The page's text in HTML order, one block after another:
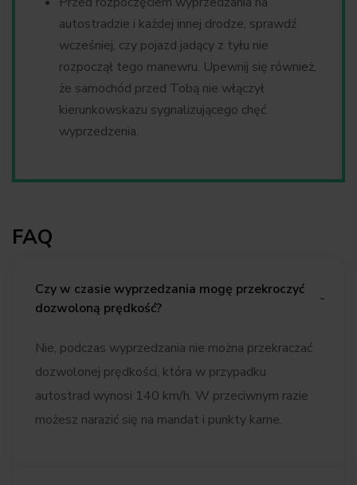
autostradzie i każdej innej drodze, sprawdź
wcześniej, czy pojazd jadący z tyłu nie
rozpoczął tego manewru. Upewnij się również,
że samochód przed Tobą nie włączył
kierunkowskazu sygnalizującego chęć
wyprzedzenia.
FAQ
Czy w czasie wyprzedzania mogę przekroczyć
dozwoloną prędkość?
Nie, podczas wyprzedzania nie można przekraczać
dozwolonej prędkości, która w przypadku
autostrad wynosi 140 km/h. W przeciwnym razie
możesz narazić się na mandat i punkty karne.